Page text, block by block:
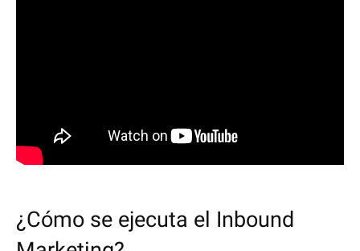
¿Cómo se ejecuta el Inbound